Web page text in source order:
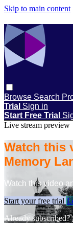
Skip to main content
Browse Search
Trial Sign in
Start Free Trial
Live stream preview
Watch this
Memory
Watch this video
Start your free trial
Already subscribed?